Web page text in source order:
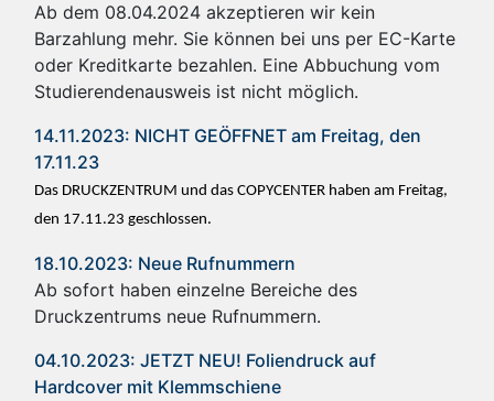
Ab dem 08.04.2024 akzeptieren wir kein
Barzahlung mehr. Sie können bei uns per EC-Karte
oder Kreditkarte bezahlen. Eine Abbuchung vom
Studierendenausweis ist nicht möglich.
14.11.2023: NICHT GEÖFFNET am Freitag, den
17.11.23
Das DRUCKZENTRUM und das COPYCENTER haben am Freitag,
den 17.11.23 geschlossen.
18.10.2023: Neue Rufnummern
Ab sofort haben einzelne Bereiche des
Druckzentrums neue Rufnummern.
04.10.2023: JETZT NEU! Foliendruck auf
Hardcover mit Klemmschiene